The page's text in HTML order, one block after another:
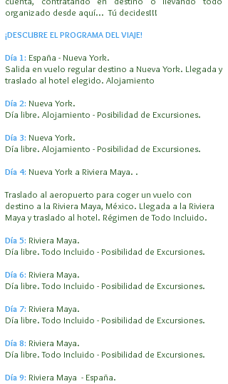
organizado desde aquí... Tú decides!!!
¡DESCUBRE EL PROGRAMA DEL VIAJE!
Día 1: España - Nueva York.
Salida en vuelo regular destino a Nueva York. Llegada y
traslado al hotel elegido. Alojamiento
Día 2: Nueva York.
Día libre. Alojamiento - Posibilidad de Excursiones.
Día 3: Nueva York.
Día libre. Alojamiento - Posibilidad de Excursiones.
Día 4: Nueva York a Riviera Maya. .
Traslado al aeropuerto para coger un vuelo con
destino a la Riviera Maya, México. Llegada a la Riviera
Maya y traslado al hotel. Régimen de Todo Incluido.
Día 5: Riviera Maya.
Día libre. Todo Incluido - Posibilidad de Excursiones.
Día 6: Riviera Maya.
Día libre. Todo Incluido - Posibilidad de Excursiones.
Día 7: Riviera Maya.
Día libre. Todo Incluido - Posibilidad de Excursiones.
Día 8: Riviera Maya.
Día libre. Todo Incluido - Posibilidad de Excursiones.
Día 9: Riviera Maya - España.